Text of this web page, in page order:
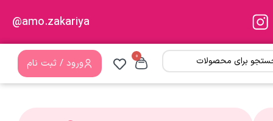
amo.zakariya@
0
ورود / ثبت نام